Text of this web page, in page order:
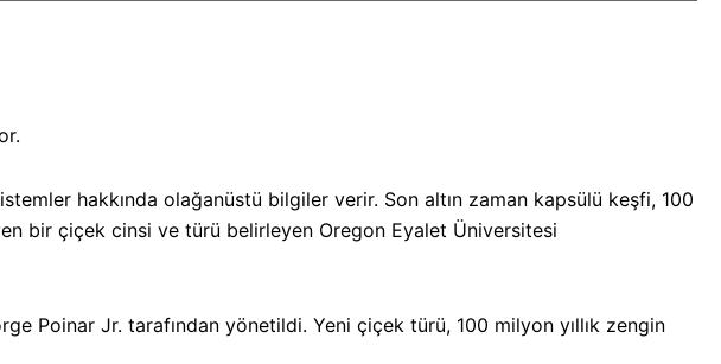
hakkında olağanüstü bilgiler verir. Son altın zaman kapsülü keşfi, 100
bir çiçek cinsi ve türü belirleyen Oregon Eyalet Üniversitesi
Poinar Jr. tarafından yönetildi. Yeni çiçek türü, 100 milyon yıllık zengin